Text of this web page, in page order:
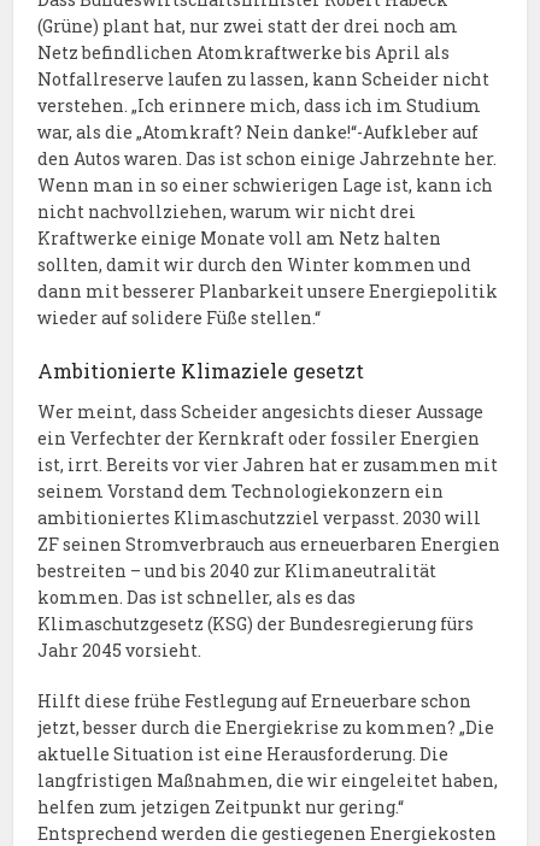
(Grüne) plant hat, nur zwei statt der drei noch am
Netz befindlichen Atomkraftwerke bis April als
Notfallreserve laufen zu lassen, kann Scheider nicht
verstehen. „Ich erinnere mich, dass ich im Studium
war, als die „Atomkraft? Nein danke!“-Aufkleber auf
den Autos waren. Das ist schon einige Jahrzehnte her.
Wenn man in so einer schwierigen Lage ist, kann ich
nicht nachvollziehen, warum wir nicht drei
Kraftwerke einige Monate voll am Netz halten
sollten, damit wir durch den Winter kommen und
dann mit besserer Planbarkeit unsere Energiepolitik
wieder auf solidere Füße stellen.“
Ambitionierte Klimaziele gesetzt
Wer meint, dass Scheider angesichts dieser Aussage
ein Verfechter der Kernkraft oder fossiler Energien
ist, irrt. Bereits vor vier Jahren hat er zusammen mit
seinem Vorstand dem Technologiekonzern ein
ambitioniertes Klimaschutzziel verpasst. 2030 will
ZF seinen Stromverbrauch aus erneuerbaren Energien
bestreiten – und bis 2040 zur Klimaneutralität
kommen. Das ist schneller, als es das
Klimaschutzgesetz (KSG) der Bundesregierung fürs
Jahr 2045 vorsieht.
Hilft diese frühe Festlegung auf Erneuerbare schon
jetzt, besser durch die Energiekrise zu kommen? „Die
aktuelle Situation ist eine Herausforderung. Die
langfristigen Maßnahmen, die wir eingeleitet haben,
helfen zum jetzigen Zeitpunkt nur gering.“
Entsprechend werden die gestiegenen Energiekosten